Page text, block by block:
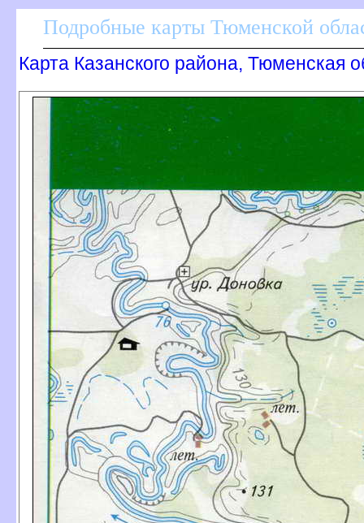
Подробные карты Тюменской
Карта Казанского района, Тюменская